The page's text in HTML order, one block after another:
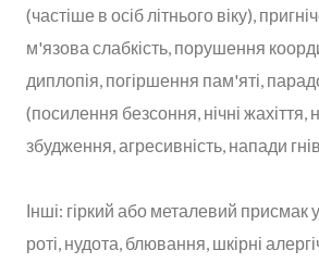
(частіше в осіб літнього віку),
м'язова слабкість, порушення
диплопія, погіршення пам'яті,
(посилення безсоння, нічні жахіття,
збудження, агресивність, напади
Інші: гіркий або металевий присмак у
роті, нудота, блювання, шкірні